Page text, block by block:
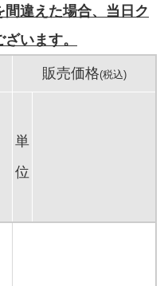
違えた場合、当日ク
います。
販売価格(税込)
単
位